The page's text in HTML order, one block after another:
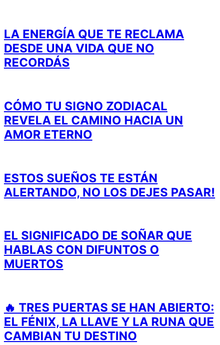
LA ENERGÍA QUE TE RECLAMA
DESDE UNA VIDA QUE NO
RECORDÁS
CÓMO TU SIGNO ZODIACAL
REVELA EL CAMINO HACIA UN
AMOR ETERNO
ESTOS SUEÑOS TE ESTÁN
ALERTANDO, NO LOS DEJES PASAR!
EL SIGNIFICADO DE SOÑAR QUE
HABLAS CON DIFUNTOS O
MUERTOS
🔥 TRES PUERTAS SE HAN ABIERTO:
EL FÉNIX, LA LLAVE Y LA RUNA QUE
CAMBIAN TU DESTINO